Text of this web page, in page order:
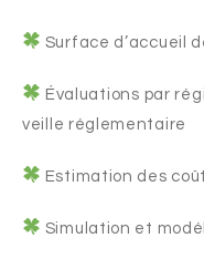
Surface d’accueil
Évaluations par
veille réglementaire
Estimation des
Simulation et